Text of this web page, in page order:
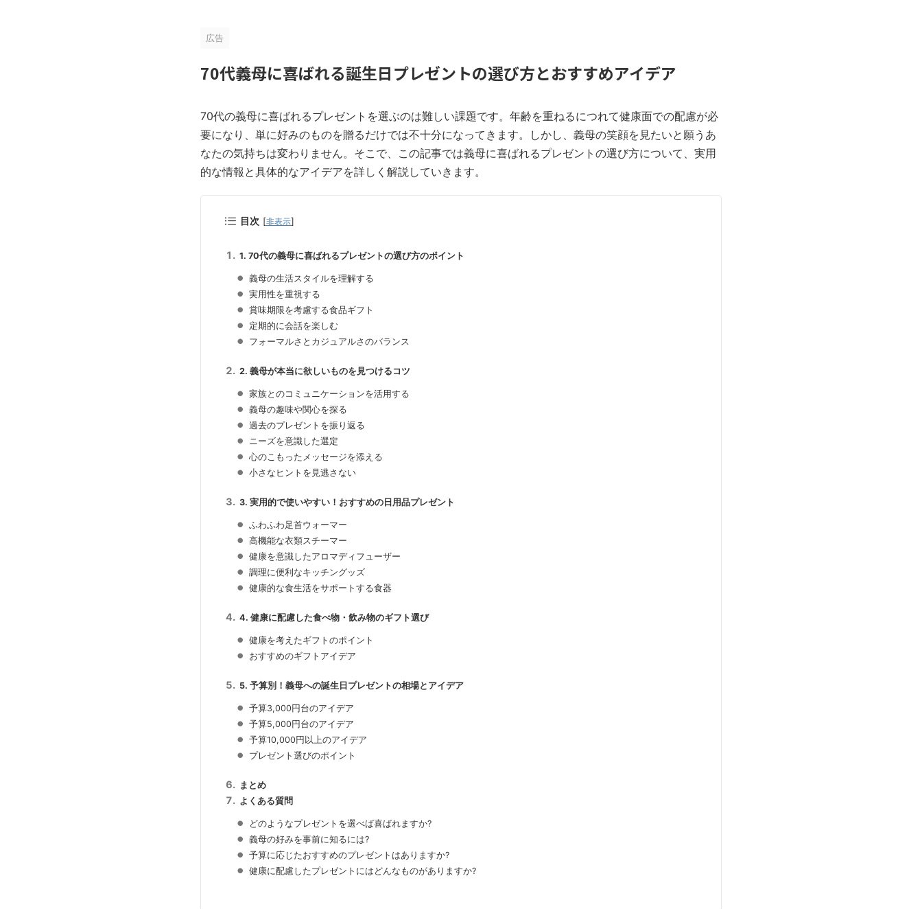
広告
70代義母に喜ばれる誕生日プレゼントの選び方とおすすめアイデア
70代の義母に喜ばれるプレゼントを選ぶのは難しい課題です。年齢を重ねるにつれて健康面での配慮が必
要になり、単に好みのものを贈るだけでは不十分になってきます。しかし、義母の笑顔を見たいと願うあ
なたの気持ちは変わりません。そこで、この記事では義母に喜ばれるプレゼントの選び方について、実用
的な情報と具体的なアイデアを詳しく解説していきます。
目次 [非表示]
1. 70代の義母に喜ばれるプレゼントの選び方のポイント
義母の生活スタイルを理解する
実用性を重視する
賞味期限を考慮する食品ギフト
定期的に会話を楽しむ
フォーマルさとカジュアルさのバランス
2. 義母が本当に欲しいものを見つけるコツ
家族とのコミュニケーションを活用する
義母の趣味や関心を探る
過去のプレゼントを振り返る
ニーズを意識した選定
心のこもったメッセージを添える
小さなヒントを見逃さない
3. 実用的で使いやすい！おすすめの日用品プレゼント
ふわふわ足首ウォーマー
高機能な衣類スチーマー
健康を意識したアロマディフューザー
調理に便利なキッチングッズ
健康的な食生活をサポートする食器
4. 健康に配慮した食べ物・飲み物のギフト選び
健康を考えたギフトのポイント
おすすめのギフトアイデア
5. 予算別！義母への誕生日プレゼントの相場とアイデア
予算3,000円台のアイデア
予算5,000円台のアイデア
予算10,000円以上のアイデア
プレゼント選びのポイント
まとめ
よくある質問
どのようなプレゼントを選べば喜ばれますか?
義母の好みを事前に知るには?
予算に応じたおすすめのプレゼントはありますか?
健康に配慮したプレゼントにはどんなものがありますか?